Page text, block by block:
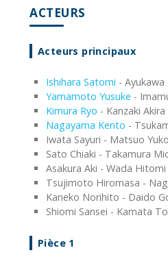
ACTEURS
Acteurs principaux
Ishihara Satomi - Ayukawa
Yamamoto Yusuke -
Kimura Ryo - Kanzaki Akira
Nagayama Kento -
Iwata Sayuri - Matsuo Yuko
Sato Chiaki - Takamura
Asakura Aki - Wada Hitomi
Tsujimoto Hiromasa -
Kaneko Norihito - Daido
Shiomi Sansei - Kamata
Pièce 1